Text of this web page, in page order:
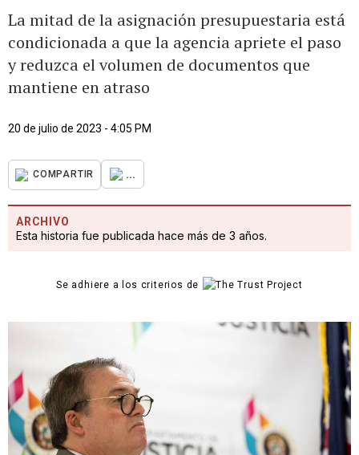
La mitad de la asignación presupuestaria está
condicionada a que la agencia apriete el paso
y reduzca el volumen de documentos que
mantiene en atraso
20 de julio de 2023 - 4:05 PM
COMPARTIR ...
ARCHIVO
Esta historia fue publicada hace más de 3 años.
Se adhiere a los criterios de